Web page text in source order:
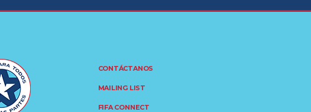
CONTÁCTANOS
MAILING LIST
FIFA CONNECT